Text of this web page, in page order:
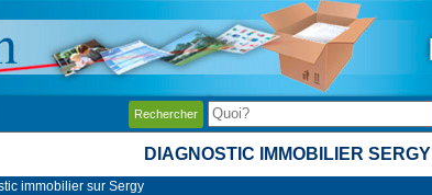
Rechercher
DIAGNOSTIC IMMOBILIER SERGY
immobilier sur Sergy